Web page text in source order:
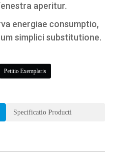
aperitur.
energiae consumptio,
simplici substitutione.
Petitio Exemplaris
Specificatio Producti